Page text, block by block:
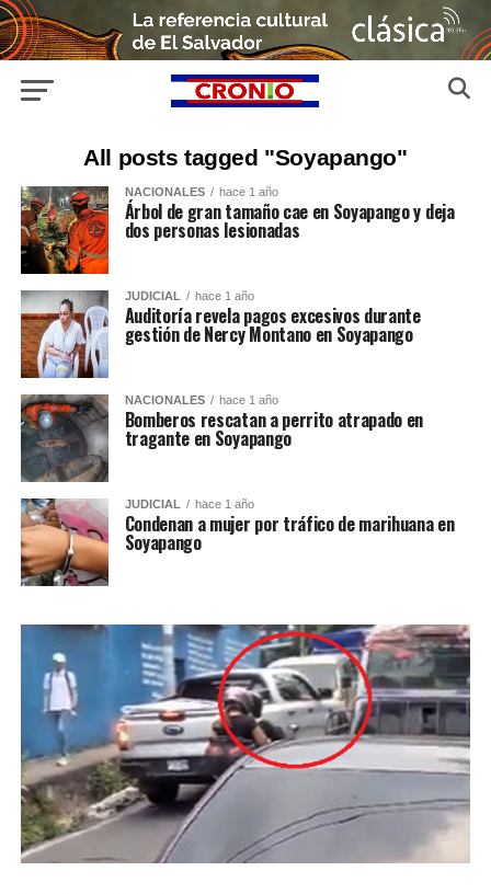
All posts tagged "Soyapango"
NACIONALES hace 1 año
Árbol de gran tamaño cae en Soyapango y deja
dos personas lesionadas
JUDICIAL hace 1 año
Auditoría revela pagos excesivos durante
gestión de Nercy Montano en Soyapango
NACIONALES hace 1 año
Bomberos rescatan a perrito atrapado en
tragante en Soyapango
JUDICIAL hace 1 año
Condenan a mujer por tráfico de marihuana en
Soyapango